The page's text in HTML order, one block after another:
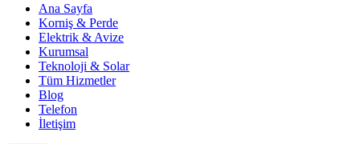
Ana Sayfa
Korniş & Perde
Elektrik & Avize
Kurumsal
Teknoloji & Solar
Tüm Hizmetler
Blog
Telefon
İletişim